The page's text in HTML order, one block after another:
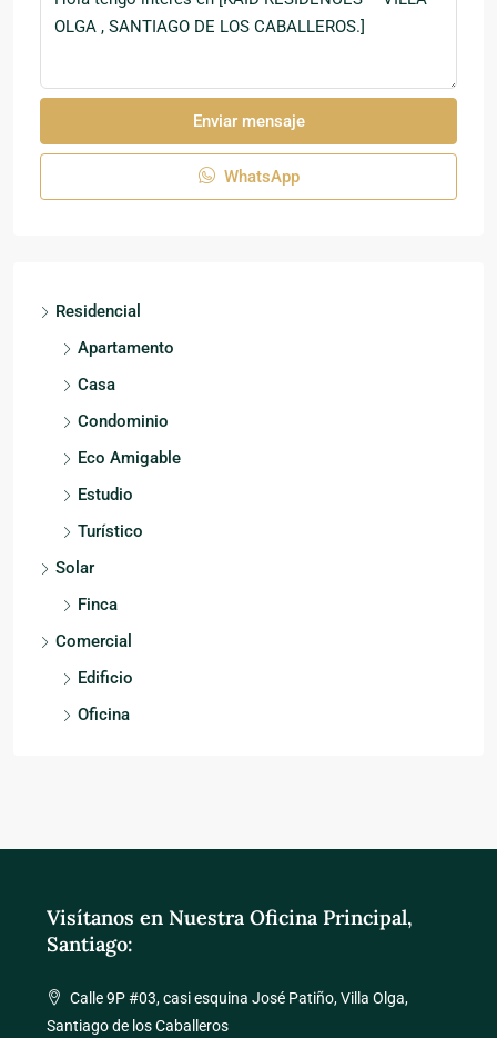
Enviar mensaje
WhatsApp
Residencial
Apartamento
Casa
Condominio
Eco Amigable
Estudio
Turístico
Solar
Finca
Comercial
Edificio
Oficina
Visítanos en Nuestra Oficina Principal,
Santiago:
Calle 9P #03, casi esquina José Patiño, Villa Olga,
Santiago de los Caballeros